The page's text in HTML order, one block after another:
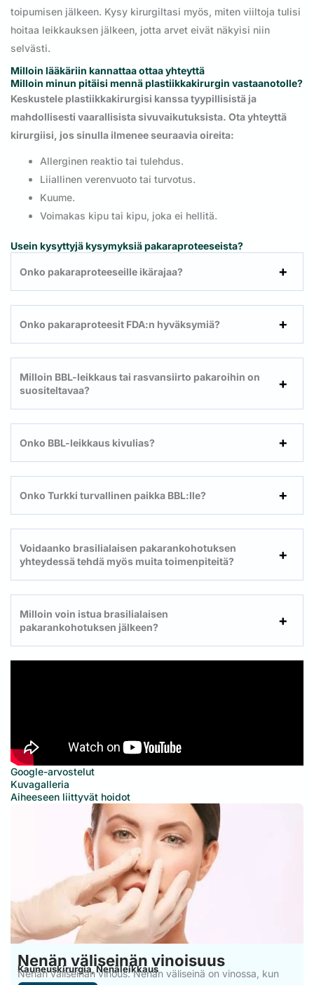
toipumisen jälkeen. Kysy kirurgiltasi myös, miten viiltoja tulisi
hoitaa leikkauksen jälkeen, jotta arvet eivät näkyisi niin
selvästi.
Milloin lääkäriin kannattaa ottaa yhteyttä
Milloin minun pitäisi mennä plastiikkakirurgin vastaanotolle?
Keskustele plastiikkakirurgisi kanssa tyypillisistä ja
mahdollisesti vaarallisista sivuvaikutuksista. Ota yhteyttä
kirurgiisi, jos sinulla ilmenee seuraavia oireita:
Allerginen reaktio tai tulehdus.
Liiallinen verenvuoto tai turvotus.
Kuume.
Voimakas kipu tai kipu, joka ei hellitä.
Usein kysyttyjä kysymyksiä pakaraproteeseista?
Onko pakaraproteeseille ikärajaa?
Onko pakaraproteesit FDA:n hyväksymiä?
Milloin BBL-leikkaus tai rasvansiirto pakaroihin on
suositeltavaa?
Onko BBL-leikkaus kivulias?
Onko Turkki turvallinen paikka BBL:lle?
Voidaanko brasilialaisen pakarankohotuksen
yhteydessä tehdä myös muita toimenpiteitä?
Milloin voin istua brasilialaisen
pakarankohotuksen jälkeen?
Google-arvostelut
Kuvagalleria
Aiheeseen liittyvät hoidot
Nenän väliseinän vinoisuus
Kauneuskirurgia,Nenäleikkaus
Nenän väliseinän vinous: Nenän väliseinä on vinossa, kun